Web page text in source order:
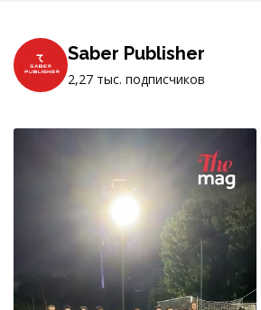
Saber Publisher
2,27 тыс. подписчиков